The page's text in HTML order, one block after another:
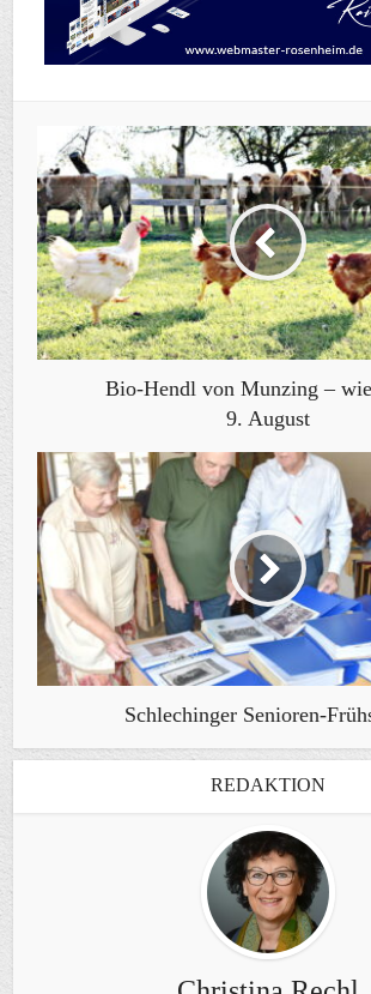
Bio-Hendl von Munzing –
9. August
Schlechinger Senioren-
REDAKTION